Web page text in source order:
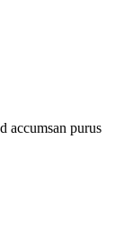
accumsan purus